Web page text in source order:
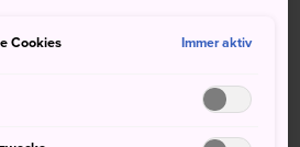
Cookies Immer aktiv